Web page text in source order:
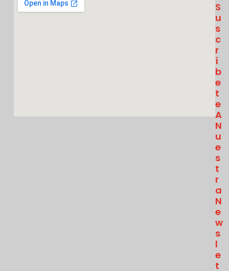
S
U
S
C
R
Í
B
E
T
E
A
N
U
E
S
T
R
A
N
E
W
S
L
E
T